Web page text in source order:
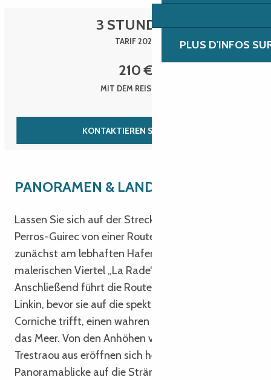
PLUS D'INFOS
3 STUNDEN
TARIF 2026
210€
MIT DEM REISEBUS
KONTAKTIEREN SIE UNS
PANORAMEN & LANDSCHAFTEN
Lassen Sie sich auf der Strecke von Lannion nach
Perros-Guirec von einer Route verzaubern, die
zunächst am lebhaften Hafen und dem
malerischen Viertel „La Rade“ entlangführt.
Anschließend führt die Route durch das Gebiet von
Linkin, bevor sie auf die spektakuläre Route de la
Corniche trifft, einen wahren Balkon mit Blick auf
das Meer. Von den Anhöhen von Trestrignel und
Trestraou aus eröffnen sich herrliche
Panoramablicke auf die Strände, die Buchten und